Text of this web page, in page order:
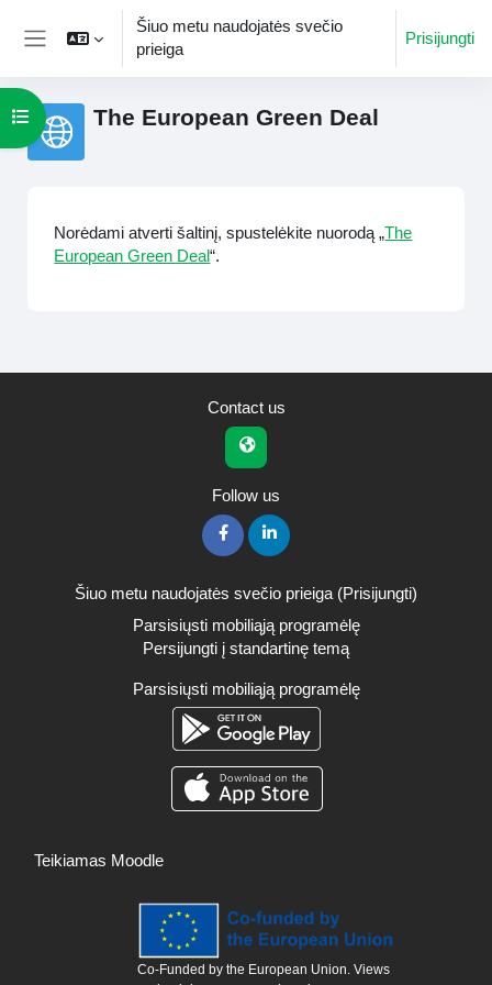
Pereiti į pagrindinį turinį
Šoninis skydelis
Šiuo metu naudojatės svečio
prieiga
Prisijungti
The European Green Deal
Atverti kurso rodyklę
Norėdami atverti šaltinį, spustelėkite nuorodą „The
European Green Deal“.
Contact us
Follow us
Šiuo metu naudojatės svečio prieiga (Prisijungti)
Parsisiųsti mobiliąją programėlę
Persijungti į standartinę temą
Parsisiųsti mobiliąją programėlę
Teikiamas Moodle
Co-Funded by the European Union. Views